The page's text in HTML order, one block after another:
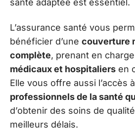
santé adaptée est essentiel.
L’assurance santé vous
bénéficier d’une couverture
complète, prenant en
médicaux et hospitaliers en
Elle vous offre aussi l’accès
professionnels de la santé
d’obtenir des soins de
meilleurs délais.